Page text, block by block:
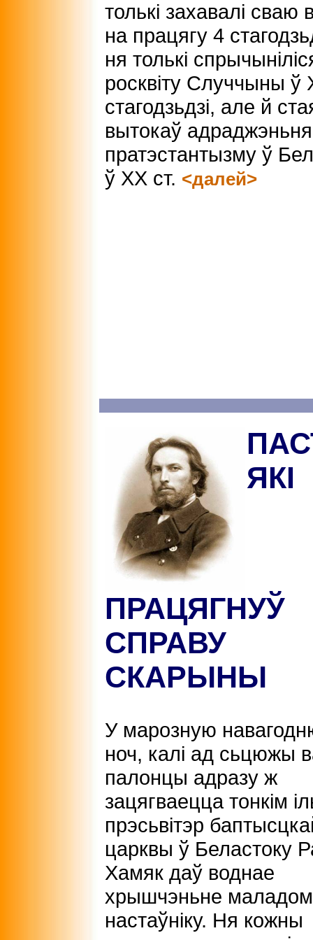
толькі захавалі сваю
на працягу 4
ня толькі
росквіту Случчыны ў
стагодзьдзі, але й
вытокаў адраджэньня
пратэстантызму ў
ў ХХ ст. <далей>
ЯКІ
ПРАЦЯГНУЎ
СПРАВУ
СКАРЫНЫ
У марозную
ноч, калі ад сьцюжы
палонцы адразу ж
зацягваецца тонкім
прэсьвітэр
царквы ў Беластоку
Хамяк даў воднае
хрышчэньне
настаўніку. Ня кожны